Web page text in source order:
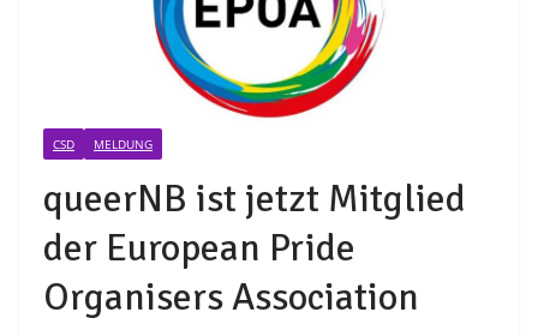
CSD MELDUNG
queerNB ist jetzt Mitglied
der European Pride
Organisers Association